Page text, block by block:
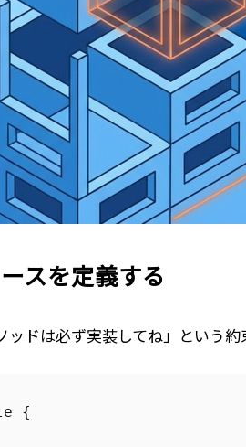
スを定義する
ドは必ず実装してね」という約
{